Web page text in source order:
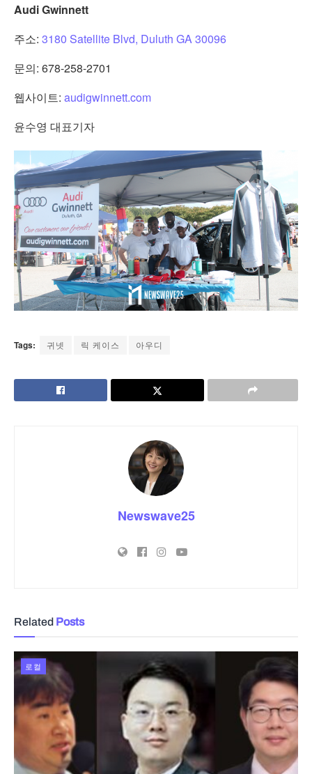
Audi Gwinnett
주소: 3180 Satellite Blvd, Duluth GA 30096
문의: 678-258-2701
웹사이트: audigwinnett.com
윤수영 대표기자
Tags: 귀넷 릭 케이스 아우디
Newswave25
Related Posts
로컬